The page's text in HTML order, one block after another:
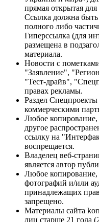
прямая открытая
Ссылка должна быть
полного либо
Гиперссылка (для
размещена в
материала.
Новости с
"Заявление",
"Тест-драйв",
правах рекламы.
Раздел Спецпроекты
коммерческими
Любое копирование,
другое
ссылку на
воспрещается.
Владелец веб-
является автор
Любое копирование,
фотографий и/или
принадлежащих
запрещено.
Материалы сайта
лиц старше 21 года